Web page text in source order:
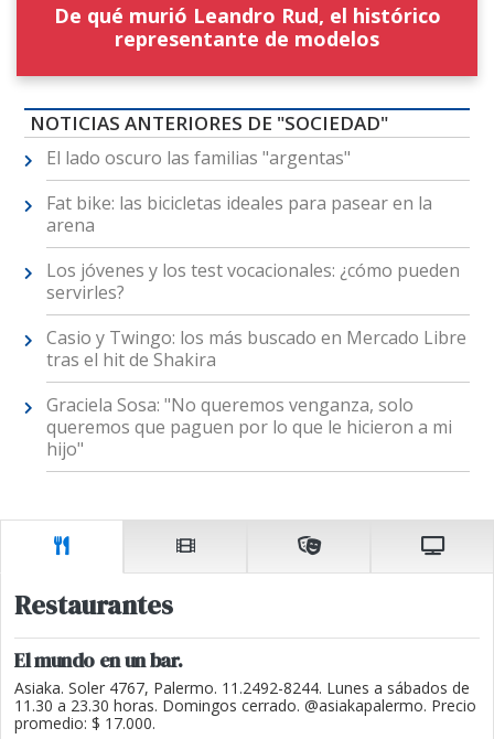
De qué murió Leandro Rud, el histórico
representante de modelos
NOTICIAS ANTERIORES DE "SOCIEDAD"
El lado oscuro las familias "argentas"
Fat bike: las bicicletas ideales para pasear en la
arena
Los jóvenes y los test vocacionales: ¿cómo pueden
servirles?
Casio y Twingo: los más buscado en Mercado Libre
tras el hit de Shakira
Graciela Sosa: "No queremos venganza, solo
queremos que paguen por lo que le hicieron a mi
hijo"
Restaurantes
El mundo en un bar.
Asiaka. Soler 4767, Palermo. 11.2492-8244. Lunes a sábados de
11.30 a 23.30 horas. Domingos cerrado. @asiakapalermo. Precio
promedio: $ 17.000.